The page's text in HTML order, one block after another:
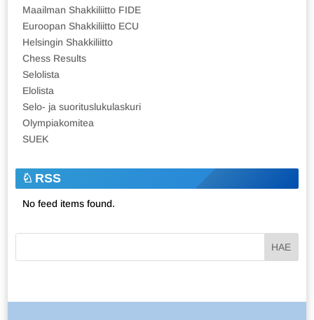
Maailman Shakkiliitto FIDE
Euroopan Shakkiliitto ECU
Helsingin Shakkiliitto
Chess Results
Selolista
Elolista
Selo- ja suorituslukulaskuri
Olympiakomitea
SUEK
RSS
No feed items found.